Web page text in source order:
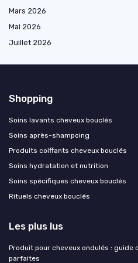
Mars 2026
Mai 2026
Juillet 2026
Shopping
Soins lavants cheveux bouclés
Soins après-shampoing
Produits coiffants cheveux bouclés
Soins hydratation et nutrition
Soins spécifiques cheveux bouclés
Rituels cheveux bouclés
Les plus lus
Produit pour cheveux ondulés : guide
parfaites